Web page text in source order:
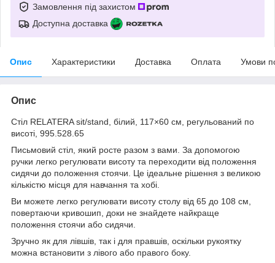
Замовлення під захистом
Доступна доставка
Опис Характеристики Доставка Оплата Умови
Опис
Стіл RELATERA sit/stand, білий, 117×60 см, регульований по
висоті, 995.528.65
Письмовий стіл, який росте разом з вами. За допомогою
ручки легко регулювати висоту та переходити від положення
сидячи до положення стоячи. Це ідеальне рішення з великою
кількістю місця для навчання та хобі.
Ви можете легко регулювати висоту столу від 65 до 108 см,
повертаючи кривошип, доки не знайдете найкраще
положення стоячи або сидячи.
Зручно як для лівшів, так і для правшів, оскільки рукоятку
можна встановити з лівого або правого боку.